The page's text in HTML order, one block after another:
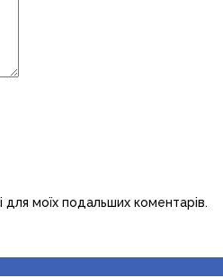
моїх подальших коментарів.